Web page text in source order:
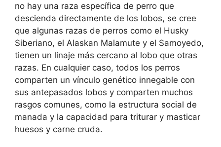
no hay una raza específica de perro que
descienda directamente de los lobos, se cree
que algunas razas de perros como el Husky
Siberiano, el Alaskan Malamute y el Samoyedo,
tienen un linaje más cercano al lobo que otras
razas. En cualquier caso, todos los perros
comparten un vínculo genético innegable con
sus antepasados lobos y comparten muchos
rasgos comunes, como la estructura social de
manada y la capacidad para triturar y masticar
huesos y carne cruda.